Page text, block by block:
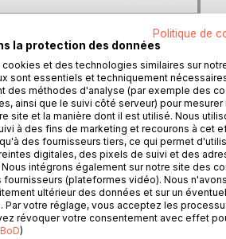
raconte l'histoire de Jean
et fils de Sissi, avec lequel il
débute une semaine avant le
après son exil en Amérique du Sud
à sa quête.
AUTEUR(S)
Politique de
la protection des données
et des technologies similaires sur
sont essentiels et techniquement
des méthodes d'analyse (par exemple des
ainsi que le suivi côté serveur) pour mesurer
site et la manière dont il est utilisé. Nous
à des fins de marketing et recourons à cet
des fournisseurs tiers, ce qui permet
digitales, des pixels de suivi et des
intégrons également sur notre site des
fournisseurs (plateformes vidéo). Nous
ultérieur des données et sur un
Par votre réglage, vous acceptez les
révoquer votre consentement avec effet
)